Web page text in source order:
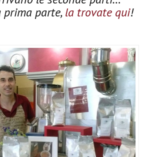
prima parte,la trovate qui!